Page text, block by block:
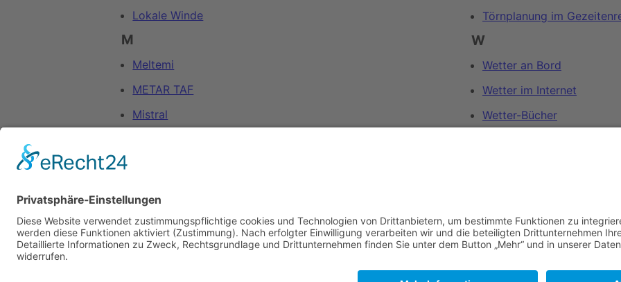
Lokale Winde
M
Meltemi
METAR TAF
Mistral
Törnplanung im
W
Wetter an Bord
Wetter im Internet
Wetter-Bücher
Zuletzt bearbeitet vor 19 Jahren von